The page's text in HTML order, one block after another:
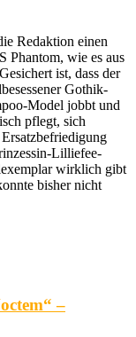
Redaktion einen
Phantom, wie es aus
ist, dass der
Gothik-
Model jobbt und
pflegt, sich
Lilliefee-
wirklich gibt
bisher nicht
–